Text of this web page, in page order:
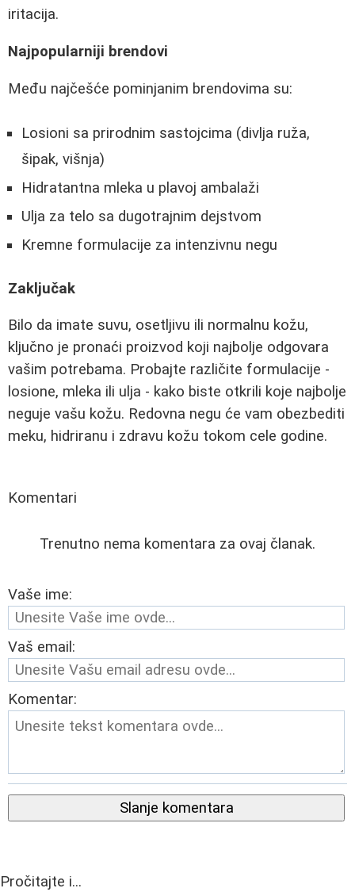
iritacija.
Najpopularniji brendovi
Među najčešće pominjanim brendovima su:
Losioni sa prirodnim sastojcima (divlja ruža,
šipak, višnja)
Hidratantna mleka u plavoj ambalaži
Ulja za telo sa dugotrajnim dejstvom
Kremne formulacije za intenzivnu negu
Zaključak
Bilo da imate suvu, osetljivu ili normalnu kožu,
ključno je pronaći proizvod koji najbolje odgovara
vašim potrebama. Probajte različite formulacije -
losione, mleka ili ulja - kako biste otkrili koje najbolje
neguje vašu kožu. Redovna negu će vam obezbediti
meku, hidriranu i zdravu kožu tokom cele godine.
Komentari
Trenutno nema komentara za ovaj članak.
Vaše ime:
Vaš email:
Komentar:
Slanje komentara
Pročitajte i...